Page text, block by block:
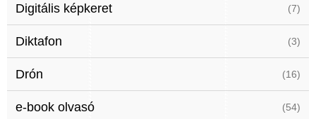
Digitális képkeret (7)
Diktafon (3)
Drón (16)
e-book olvasó (54)